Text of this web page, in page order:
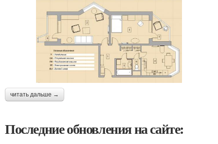
читать дальше →
Последние обновления на сайте: